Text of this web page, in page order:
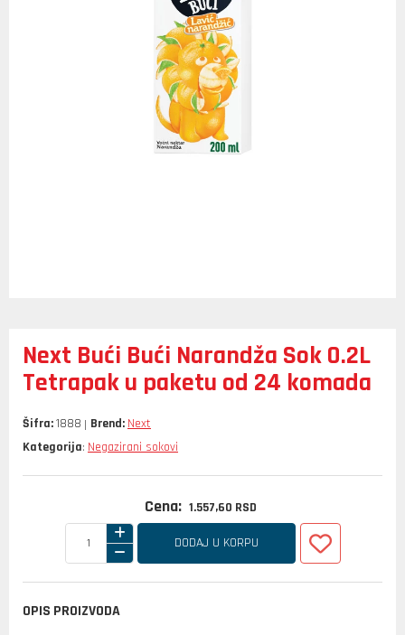
Next Bući Bući Narandža Sok 0.2L
Tetrapak u paketu od 24 komada
Šifra:1888 Brend: Next
Kategorija: Negazirani sokovi
Cena: 1.557,60 RSD
DODAJ U KORPU
OPIS PROIZVODA